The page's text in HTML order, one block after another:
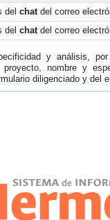
del chatdel correo
del chatdel correo
y análisis,
nombre y
diligenciado y del